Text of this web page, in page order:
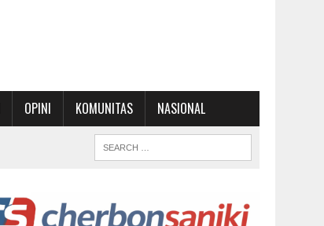
OPINI KOMUNITAS NASIONAL